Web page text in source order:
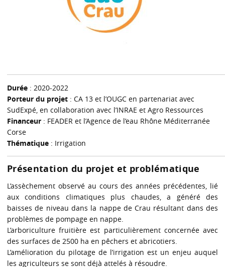
Durée : 2020-2022
Porteur du projet : CA 13 et l’OUGC en partenariat avec
SudExpé, en collaboration avec l’INRAE et Agro Ressources
Financeur : FEADER et l’Agence de l’eau Rhône Méditerranée
Corse
Thématique : Irrigation
Présentation du projet et problématique
L’assèchement observé au cours des années précédentes, lié
aux conditions climatiques plus chaudes, a généré des
baisses de niveau dans la nappe de Crau résultant dans des
problèmes de pompage en nappe.
L’arboriculture fruitière est particulièrement concernée avec
des surfaces de 2500 ha en pêchers et abricotiers.
L’amélioration du pilotage de l’irrigation est un enjeu auquel
les agriculteurs se sont déjà attelés à résoudre.